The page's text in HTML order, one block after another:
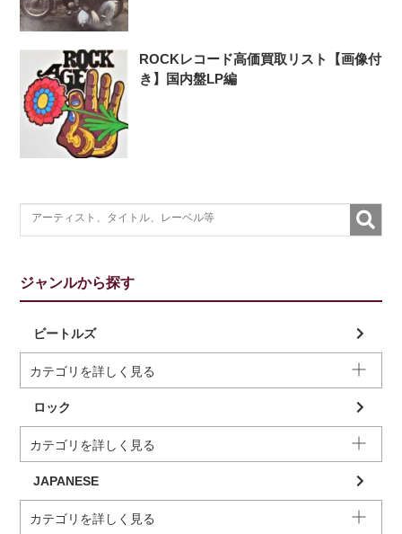
ROCKレコード高価買取リスト【画像付
き】国内盤LP編
ジャンルから探す
ビートルズ
カテゴリを詳しく見る
ロック
カテゴリを詳しく見る
JAPANESE
カテゴリを詳しく見る